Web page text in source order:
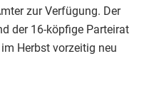
zur Verfügung. Der
der 16-köpfige Parteirat
Herbst vorzeitig neu